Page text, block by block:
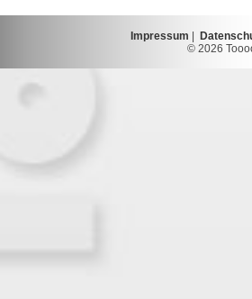
Impressum
© 2026